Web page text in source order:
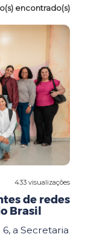
encontrado(s)
433 visualizações
de redes
Brasil
a Secretaria